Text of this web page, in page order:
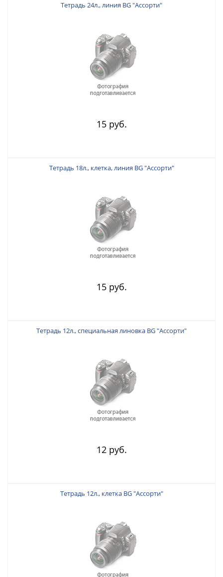
Тетрадь 24л., линия BG "Ассорти"
15 руб.
Тетрадь 18л., клетка, линия BG "Ассорти"
15 руб.
Тетрадь 12л., специальная линовка BG "Ассорти"
12 руб.
Тетрадь 12л., клетка BG "Ассорти"